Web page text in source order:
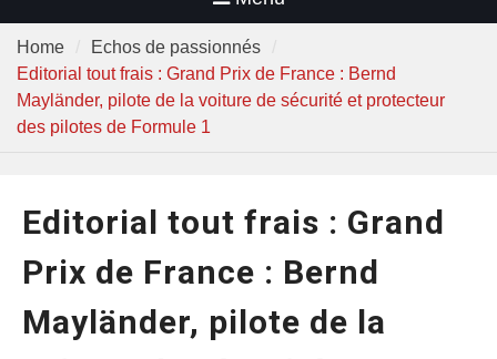
Home
Echos de passionnés
Editorial tout frais : Grand Prix de France : Bernd
Mayländer, pilote de la voiture de sécurité et protecteur
des pilotes de Formule 1
Editorial tout frais : Grand
Prix de France : Bernd
Mayländer, pilote de la